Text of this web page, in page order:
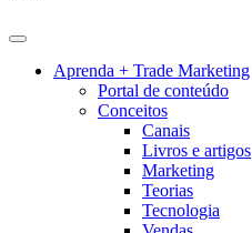
Aprenda + Trade Marketing
Portal de conteúdo
Conceitos
Canais
Livros e artigos
Marketing
Teorias
Tecnologia